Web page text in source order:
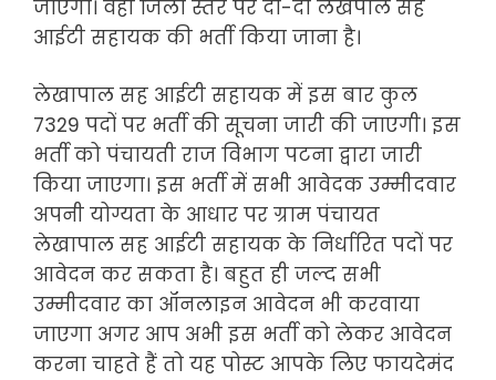
जाएगा। वहीं जिला स्तर पर दो-दो लेखपाल सह
आईटी सहायक की भर्ती किया जाना है।
लेखापाल सह आईटी सहायक में इस बार कुल
7329 पदों पर भर्ती की सूचना जारी की जाएगी। इस
भर्ती को पंचायती राज विभाग पटना द्वारा जारी
किया जाएगा। इस भर्ती में सभी आवेदक उम्मीदवार
अपनी योग्यता के आधार पर ग्राम पंचायत
लेखापाल सह आईटी सहायक के निर्धारित पदों पर
आवेदन कर सकता है। बहुत ही जल्द सभी
उम्मीदवार का ऑनलाइन आवेदन भी करवाया
जाएगा अगर आप अभी इस भर्ती को लेकर आवेदन
करना चाहते हैं तो यह पोस्ट आपके लिए फायदेमंद